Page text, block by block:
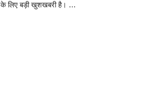
के लिए बड़ी खुशखबरी है। …